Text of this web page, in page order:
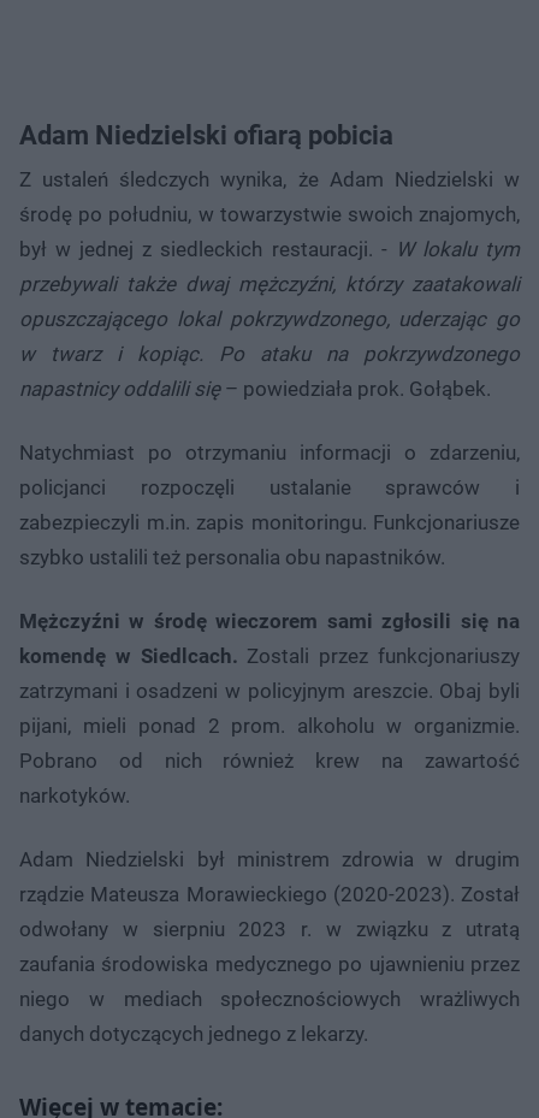
Adam Niedzielski ofiarą pobicia
Z ustaleń śledczych wynika, że Adam Niedzielski w
środę po południu, w towarzystwie swoich znajomych,
był w jednej z siedleckich restauracji. - W lokalu tym
przebywali także dwaj mężczyźni, którzy zaatakowali
opuszczającego lokal pokrzywdzonego, uderzając go
w twarz i kopiąc. Po ataku na pokrzywdzonego
napastnicy oddalili się– powiedziała prok. Gołąbek.
Natychmiast po otrzymaniu informacji o zdarzeniu,
policjanci rozpoczęli ustalanie sprawców i
zabezpieczyli m.in. zapis monitoringu. Funkcjonariusze
szybko ustalili też personalia obu napastników.
Mężczyźni w środę wieczorem sami zgłosili się na
komendę w Siedlcach. Zostali przez funkcjonariuszy
zatrzymani i osadzeni w policyjnym areszcie. Obaj byli
pijani, mieli ponad 2 prom. alkoholu w organizmie.
Pobrano od nich również krew na zawartość
narkotyków.
Adam Niedzielski był ministrem zdrowia w drugim
rządzie Mateusza Morawieckiego (2020-2023). Został
odwołany w sierpniu 2023 r. w związku z utratą
zaufania środowiska medycznego po ujawnieniu przez
niego w mediach społecznościowych wrażliwych
danych dotyczących jednego z lekarzy.